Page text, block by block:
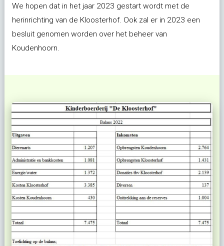
We hopen dat in het jaar 2023 gestart wordt met de
herinrichting van de Kloosterhof. Ook zal er in 2023 een
besluit genomen worden over het beheer van
Koudenhoorn.